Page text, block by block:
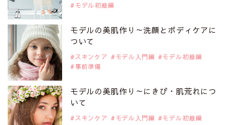
2019年9月29日
注目モデルを1名追加いたしました。
是非ご覧ください。
注目モデル 水原佑果さん
2019年9月29日
注目モデルを1名追加いたしました。
是非ご覧ください。
注目モデル CHIHARUさん
モデル初級編
モデルの美肌作り～洗顔とボディケアに
ついて
スキンケア モデル入門編
モデル初級編
事前準備
モデルの美肌作り～にきび・肌荒れにつ
いて
スキンケア モデル入門編
モデル初級編